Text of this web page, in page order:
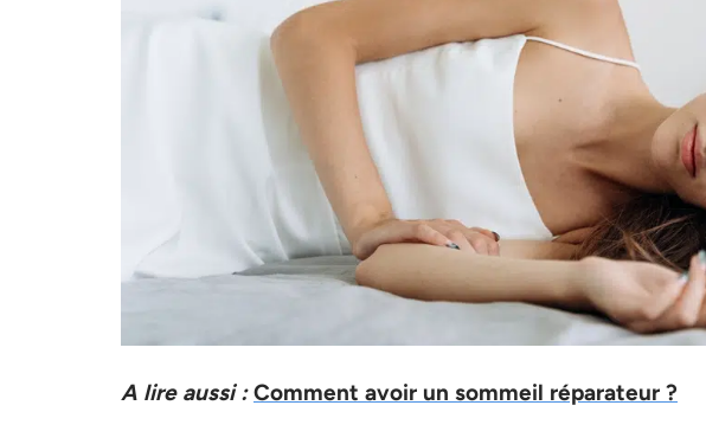
A lire aussi : Comment avoir un sommeil réparateur ?